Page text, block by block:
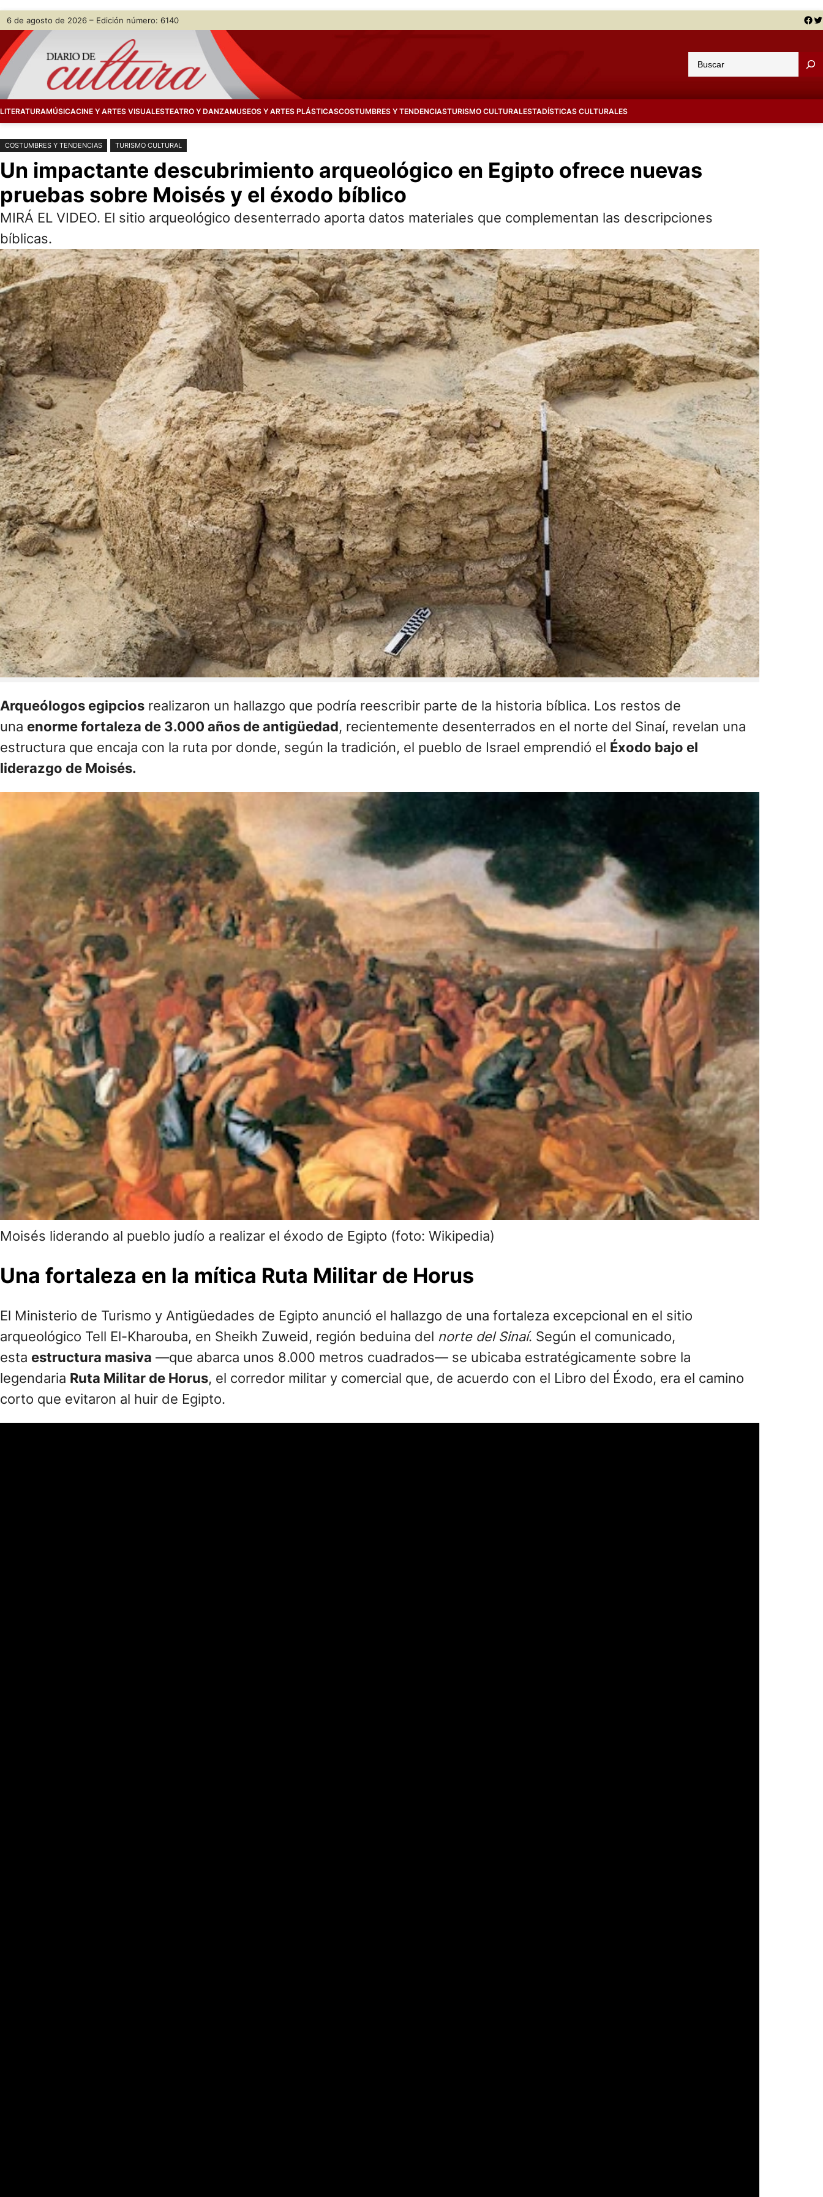
Saltar
contenido
Skip
content
6 de agosto de 2026 – Edición número: 6140 Facebook Twitter
u
a
LITERATURAMÚSICACINE Y ARTES VISUALESTEATRO Y DANZAMUSEOS Y ARTES PLÁSTICASCOSTUMBRES Y TENDENCIASTURISMO CULTURALESTADÍSTICAS CULTURALES
COSTUMBRES Y TENDENCIAS TURISMO CULTURAL
Un impactante descubrimiento arqueológico en Egipto ofrece nuevas
pruebas sobre Moisés y el éxodo bíblico
MIRÁ EL VIDEO. El sitio arqueológico desenterrado aporta datos materiales que complementan las descripciones
bíblicas.
Arqueólogos egipcios realizaron un hallazgo que podría reescribir parte de la historia bíblica. Los restos de
una enorme fortaleza de 3.000 años de antigüedad, recientemente desenterrados en el norte del Sinaí, revelan una
estructura que encaja con la ruta por donde, según la tradición, el pueblo de Israel emprendió el Éxodo bajo el
liderazgo de Moisés.
Moisés liderando al pueblo judío a realizar el éxodo de Egipto (foto: Wikipedia)
Una fortaleza en la mítica Ruta Militar de Horus
El Ministerio de Turismo y Antigüedades de Egipto anunció el hallazgo de una fortaleza excepcional en el sitio
arqueológico Tell El-Kharouba, en Sheikh Zuweid, región beduina del norte del Sinaí. Según el comunicado,
esta estructura masiva —que abarca unos 8.000 metros cuadrados— se ubicaba estratégicamente sobre la
legendaria Ruta Militar de Horus, el corredor militar y comercial que, de acuerdo con el Libro del Éxodo, era el camino
corto que evitaron al huir de Egipto.